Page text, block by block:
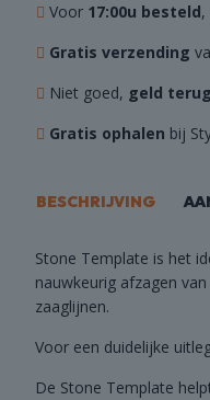
Voor 17:00u besteld,
Gratis verzending
Niet goed, geld terug
Gratis ophalen bij
BESCHRIJVING
Stone Template is het
nauwkeurig afzagen
zaaglijnen.
Voor een duidelijke
De Stone Template